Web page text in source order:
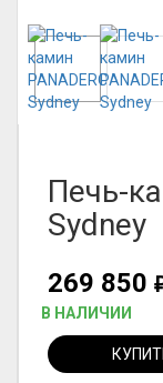
Печь-
Sydney
269 850
В НАЛИЧИИ